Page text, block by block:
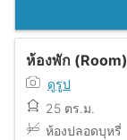
ห้องพัก (Room)
ดูรูป
25 ตร.ม.
ห้องปลอดบุหรี่